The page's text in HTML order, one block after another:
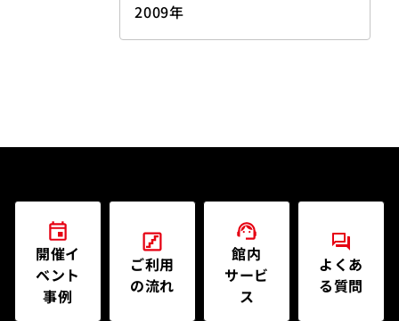
2009年
開催イ
ベント
事例
ご利用
の流れ
館内
サービ
ス
よくあ
る質問